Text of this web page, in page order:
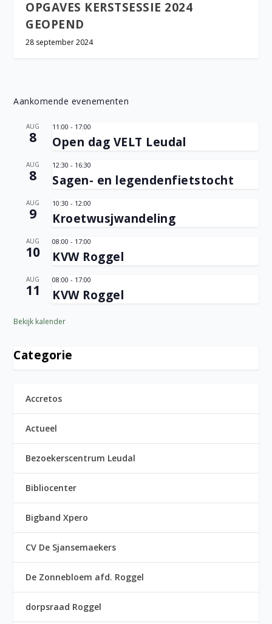
OPGAVES KERSTSESSIE 2024
GEOPEND
28 september 2024
Aankomende evenementen
AUG
8
11:00 - 17:00
Open dag VELT Leudal
AUG
8
12:30 - 16:30
Sagen- en legendenfietstocht
AUG
9
10:30 - 12:00
Kroetwusjwandeling
AUG
10
08:00 - 17:00
KVW Roggel
AUG
11
08:00 - 17:00
KVW Roggel
Bekijk kalender
Categorie
Accretos
Actueel
Bezoekerscentrum Leudal
Bibliocenter
Bigband Xpero
CV De Sjansemaekers
De Zonnebloem afd. Roggel
dorpsraad Roggel